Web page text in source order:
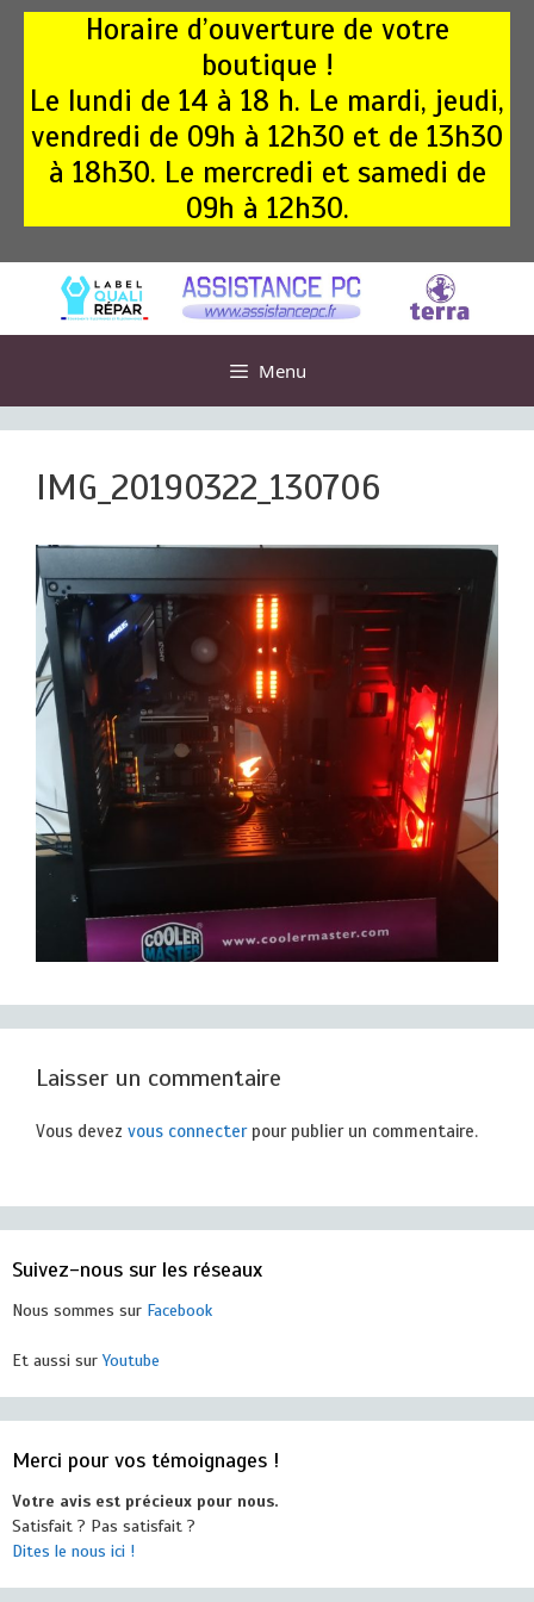
Aller
Horaire d’ouverture de votre
boutique !
Le lundi de 14 à 18 h. Le mardi, jeudi,
vendredi de 09h à 12h30 et de 13h30
à 18h30. Le mercredi et samedi de
09h à 12h30.
Menu
IMG_20190322_130706
Laisser un commentaire
Vous devez vous connecterpour publier un commentaire.
Suivez-nous sur les réseaux
Nous sommes sur Facebook
Et aussi surYoutube
Merci pour vos témoignages !
Votre avis est précieux pour nous.
Satisfait ? Pas satisfait ?
Dites le nous ici !